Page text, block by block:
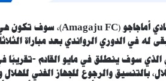
له في الدوري الرواندي بعد مباراة
الذي سوف ينطلق في مايو القادم -
بالتنسيق والرجوع للجهاز الفني للهلال